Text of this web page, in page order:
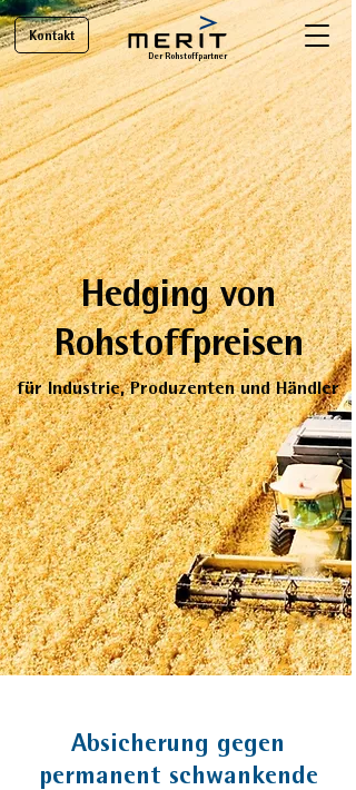
Kontakt
Der Rohstoffpartner
Absicherung gegen
permanent schwankende
Hedging von
Rohstoffpreisen
für Industrie, Produzenten und Händler